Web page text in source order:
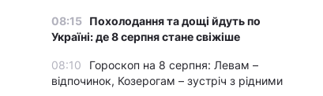
08:15 Похолодання та дощі йдуть по
Україні: де 8 серпня стане свіжіше
08:10
Гороскоп на 8 серпня: Левам –
відпочинок, Козерогам – зустріч з рідними